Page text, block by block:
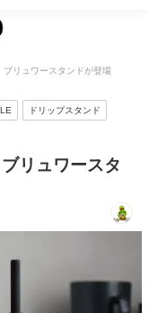
リュワースタンドが登場
ドリップスタンド
リュワースタ